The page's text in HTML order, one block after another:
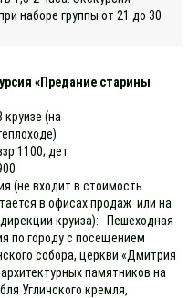
наборе группы от 21 до 30
«Предание старины
круизе (на
1100; дет
(не входит в стоимость
в офисах продаж или на
дирекции круиза): Пешеходная
по городу с посещением
собора, церкви «Дмитрия
памятников на
Угличского кремля,